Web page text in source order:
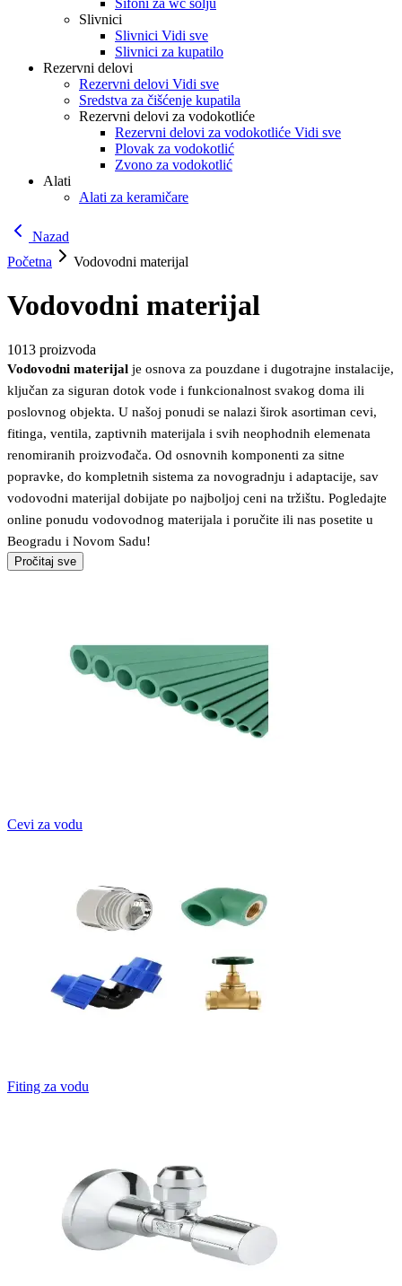
Sifoni za wc šolju
Slivnici
Slivnici Vidi sve
Slivnici za kupatilo
Rezervni delovi
Rezervni delovi Vidi sve
Sredstva za čišćenje kupatila
Rezervni delovi za vodokotliće
Rezervni delovi za vodokotliće Vidi sve
Plovak za vodokotlić
Zvono za vodokotlić
Alati
Alati za keramičare
Nazad
Početna
Vodovodni materijal
Vodovodni materijal
1013 proizvoda
Vodovodni materijal je osnova za pouzdane i dugotrajne instalacije,
ključan za siguran dotok vode i funkcionalnost svakog doma ili
poslovnog objekta. U našoj ponudi se nalazi širok asortiman cevi,
fitinga, ventila, zaptivnih materijala i svih neophodnih elemenata
renomiranih proizvođača. Od osnovnih komponenti za sitne
popravke, do kompletnih sistema za novogradnju i adaptacije, sav
vodovodni materijal dobijate po najboljoj ceni na tržištu. Pogledajte
online ponudu vodovodnog materijala i poručite ili nas posetite u
Beogradu i Novom Sadu!
Pročitaj sve
Cevi za vodu
Fiting za vodu